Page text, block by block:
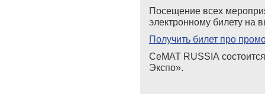
Посещение всех
электронному билету на
Получить билет про
CeMAT RUSSIA
Экспо».